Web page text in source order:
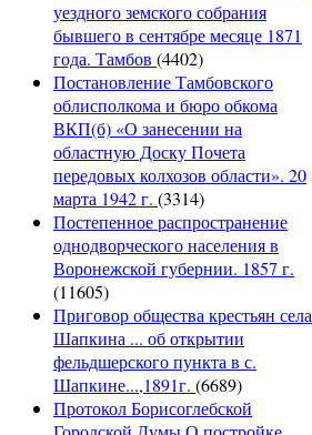
уездного земского собрания
бывшего в сентябре месяце 1871
года. Тамбов (4402)
Постановление Тамбовского
облисполкома и бюро обкома
ВКП(б) «О занесении на
областную Доску Почета
передовых колхозов области». 20
марта 1942 г. (3314)
Постепенное распространение
однодворческого населения в
Воронежской губернии. 1857 г.
(11605)
Приговор общества крестьян села
Шапкина ... об открытии
фельдшерского пункта в с.
Шапкине...,1891г. (6689)
Протокол Борисоглебской